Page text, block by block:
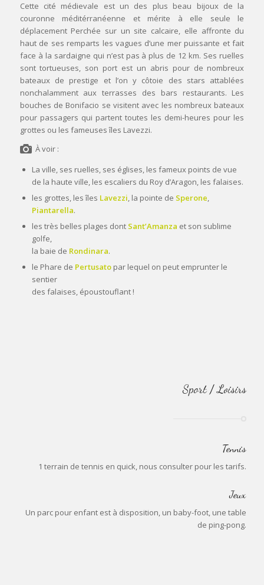
Cette cité médievale est un des plus beau bijoux de la
couronne méditérranéenne et mérite à elle seule le
déplacement Perchée sur un site calcaire, elle affronte du
haut de ses remparts les vagues d’une mer puissante et fait
face à la sardaigne qui n’est pas à plus de 12 km. Ses ruelles
sont tortueuses, son port est un abris pour de nombreux
bateaux de prestige et l’on y côtoie des stars attablées
nonchalamment aux terrasses des bars restaurants. Les
bouches de Bonifacio se visitent avec les nombreux bateaux
pour passagers qui partent toutes les demi-heures pour les
grottes ou les fameuses îles Lavezzi.
À voir :
La ville, ses ruelles, ses églises, les fameux points de vue
de la haute ville, les escaliers du Roy d’Aragon, les falaises.
les grottes, les îles Lavezzi, la pointe de Sperone,
Piantarella.
les très belles plages dont Sant’Amanza et son sublime
golfe,
la baie de Rondinara.
le Phare de Pertusatopar lequel on peut emprunter le
sentier
des falaises, époustouflant !
Sport / Loisirs
Tennis
1 terrain de tennis en quick, nous consulter pour les tarifs.
Jeux
Un parc pour enfant est à disposition, un baby-foot, une table
de ping-pong.